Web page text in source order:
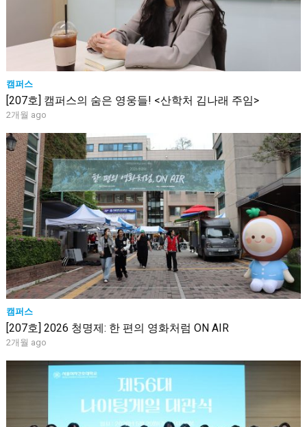
캠퍼스
[207호] 캠퍼스의 숨은 영웅들! <산학처 김나래 주임>
2개월 ago
캠퍼스
[207호] 2026 청명제: 한 편의 영화처럼 ON AIR
2개월 ago